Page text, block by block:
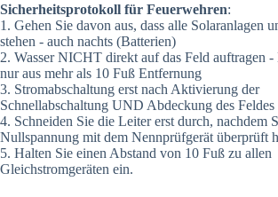
Sicherheitsprotokoll für Feuerwehren:
1. Gehen Sie davon aus, dass alle Solaranlagen
stehen - auch nachts (Batterien)
2. Wasser NICHT direkt auf das Feld auftragen -
nur aus mehr als 10 Fuß Entfernung
3. Stromabschaltung erst nach Aktivierung der
Schnellabschaltung UND Abdeckung des Feldes
4. Schneiden Sie die Leiter erst durch, nachdem
Nullspannung mit dem Nennprüfgerät überprüft
5. Halten Sie einen Abstand von 10 Fuß zu allen
Gleichstromgeräten ein.